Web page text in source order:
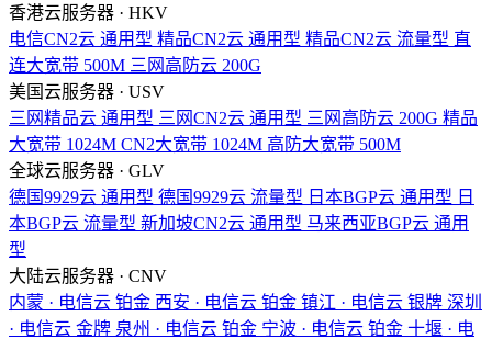
香港云服务器 · HKV
电信CN2云 通用型 精品CN2云 通用型 精品CN2云 流量型 直
连大宽带 500M 三网高防云 200G
美国云服务器 · USV
三网精品云 通用型 三网CN2云 通用型 三网高防云 200G 精品
大宽带 1024M CN2大宽带 1024M 高防大宽带 500M
全球云服务器 · GLV
德国9929云 通用型 德国9929云 流量型 日本BGP云 通用型 日
本BGP云 流量型 新加坡CN2云 通用型 马来西亚BGP云 通用
型
大陆云服务器 · CNV
内蒙 · 电信云 铂金 西安 · 电信云 铂金 镇江 · 电信云 银牌 深圳
· 电信云 金牌 泉州 · 电信云 铂金 宁波 · 电信云 铂金 十堰 · 电